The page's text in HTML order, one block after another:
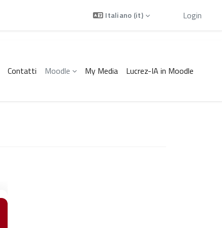
Italiano ‎(it)‎ Login
Contatti Moodle My Media Lucrez-IA in Moodle